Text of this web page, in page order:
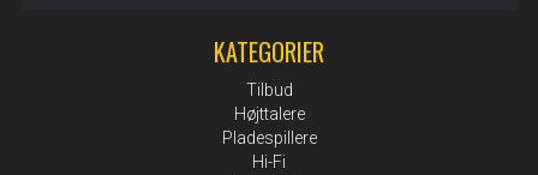
KATEGORIER
Tilbud
Højttalere
Pladespillere
Hi-Fi